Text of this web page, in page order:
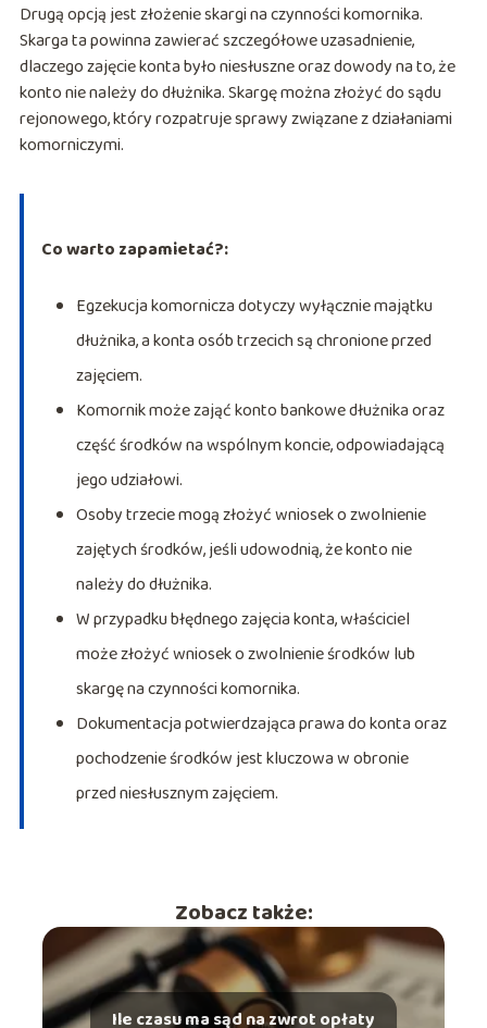
Drugą opcją jest złożenie skargi na czynności komornika.
Skarga ta powinna zawierać szczegółowe uzasadnienie,
dlaczego zajęcie konta było niesłuszne oraz dowody na to, że
konto nie należy do dłużnika. Skargę można złożyć do sądu
rejonowego, który rozpatruje sprawy związane z działaniami
komorniczymi.
Co warto zapamietać?:
Egzekucja komornicza dotyczy wyłącznie majątku
dłużnika, a konta osób trzecich są chronione przed
zajęciem.
Komornik może zająć konto bankowe dłużnika oraz
część środków na wspólnym koncie, odpowiadającą
jego udziałowi.
Osoby trzecie mogą złożyć wniosek o zwolnienie
zajętych środków, jeśli udowodnią, że konto nie
należy do dłużnika.
W przypadku błędnego zajęcia konta, właściciel
może złożyć wniosek o zwolnienie środków lub
skargę na czynności komornika.
Dokumentacja potwierdzająca prawa do konta oraz
pochodzenie środków jest kluczowa w obronie
przed niesłusznym zajęciem.
Zobacz także:
Ile czasu ma sąd na zwrot opłaty